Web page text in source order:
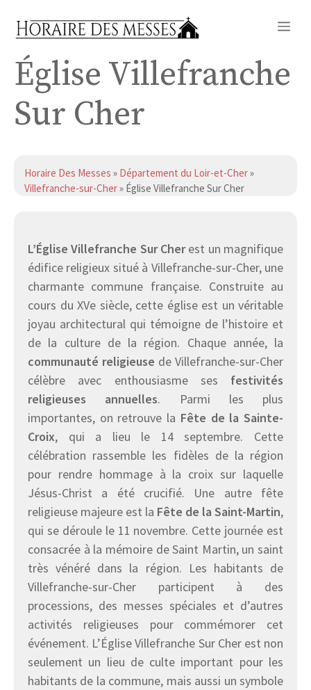
Église Villefranche
Sur Cher
Horaire Des Messes » Département du Loir-et-Cher»
Villefranche-sur-Cher» Église Villefranche Sur Cher
L’Église Villefranche Sur Cherest un magnifique
édifice religieux situé à Villefranche-sur-Cher, une
charmante commune française. Construite au
cours du XVe siècle, cette église est un véritable
joyau architectural qui témoigne de l’histoire et
de la culture de la région. Chaque année, la
communauté religieuse de Villefranche-sur-Cher
célèbre avec enthousiasme ses festivités
religieuses annuelles. Parmi les plus
importantes, on retrouve la Fête de la Sainte-
Croix, qui a lieu le 14 septembre. Cette
célébration rassemble les fidèles de la région
pour rendre hommage à la croix sur laquelle
Jésus-Christ a été crucifié. Une autre fête
religieuse majeure est la Fête de la Saint-Martin,
qui se déroule le 11 novembre. Cette journée est
consacrée à la mémoire de Saint Martin, un saint
très vénéré dans la région. Les habitants de
Villefranche-sur-Cher participent à des
processions, des messes spéciales et d’autres
activités religieuses pour commémorer cet
événement. L’Église Villefranche Sur Cher est non
seulement un lieu de culte important pour les
habitants de la commune, mais aussi un symbole